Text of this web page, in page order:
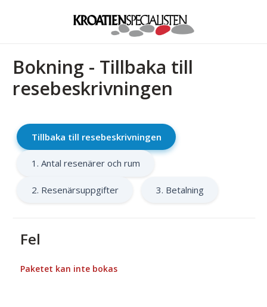
Bokning - Tillbaka till
resebeskrivningen
Tillbaka till resebeskrivningen
1. Antal resenärer och rum
2. Resenärsuppgifter 3. Betalning
Fel
Paketet kan inte bokas